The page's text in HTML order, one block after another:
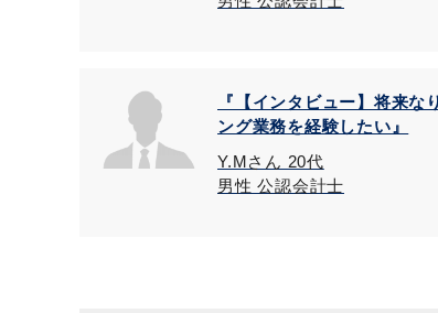
『【インタビュー】将来な
ング業務を経験したい』
Y.Mさん 20代
男性 公認会計士